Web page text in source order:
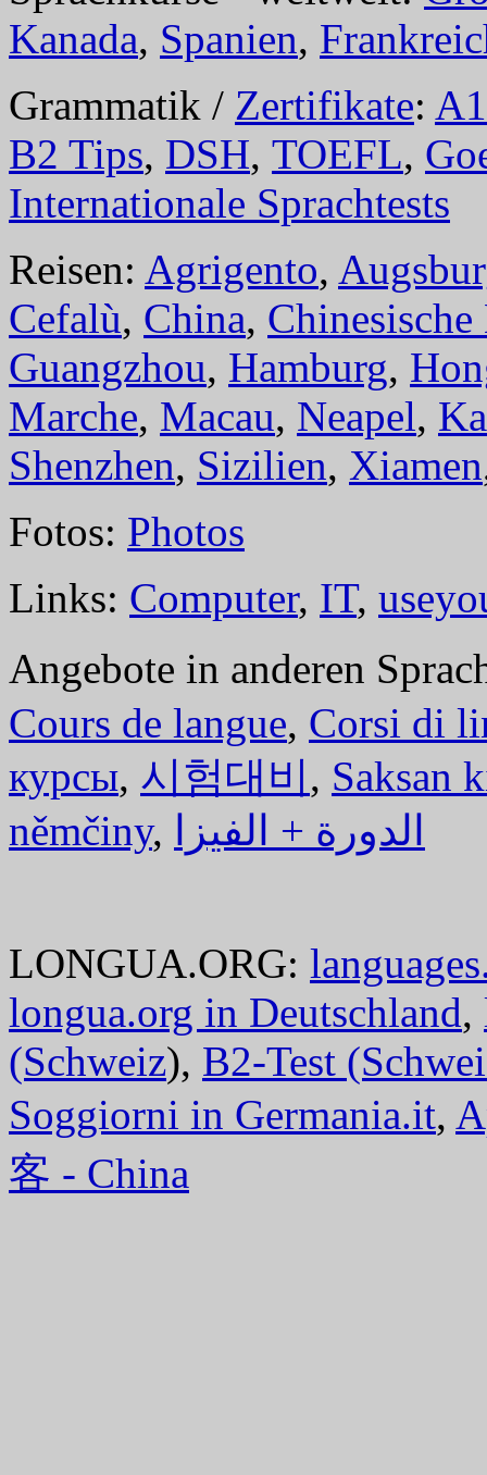
Kanada, Spanien,
Grammatik / Zertifikate: A1
B2 Tips, DSH, TOEFL,
Internationale Sprachtests
Reisen: Agrigento,
Cefalù, China, Chinesische
Guangzhou, Hamburg,
Marche, Macau, Neapel,
Shenzhen, Sizilien, Xiamen
Fotos: Photos
Links: Computer, IT,
Angebote in anderen
Cours de langue, Corsi di
курсы, 시험대비, Saksan
němčiny, الدورة + الفيزا
LONGUA.ORG:
longua.org in Deutschland,
(Schweiz), B2-Test
Soggiorni in Germania.it,
客 - China